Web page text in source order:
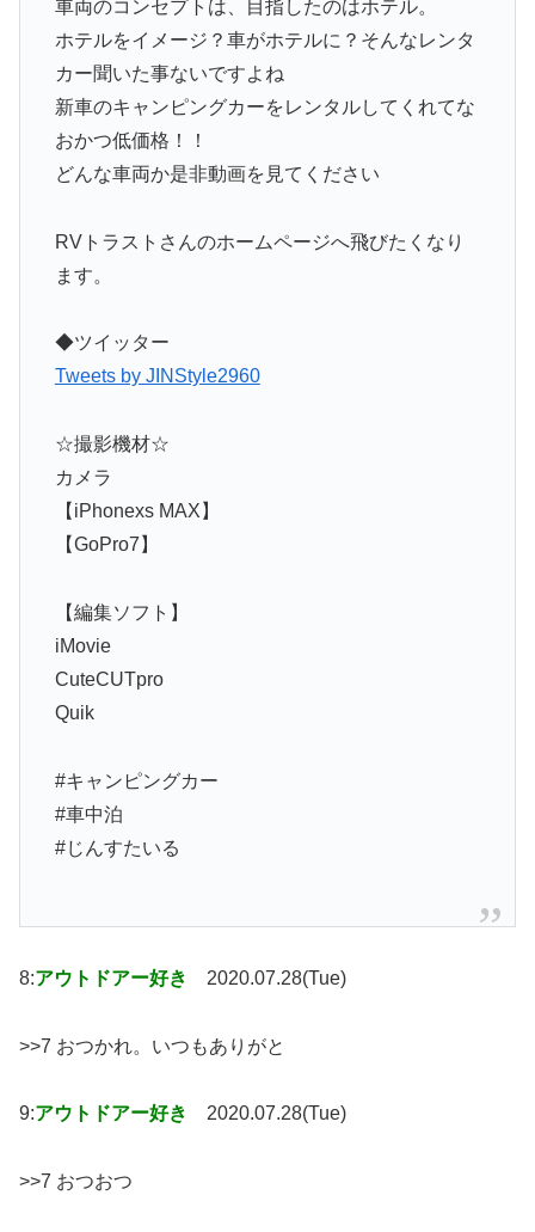
車両のコンセプトは、目指したのはホテル。
ホテルをイメージ？車がホテルに？そんなレンタ
カー聞いた事ないですよね
新車のキャンピングカーをレンタルしてくれてな
おかつ低価格！！
どんな車両か是非動画を見てください
RVトラストさんのホームページへ飛びたくなり
ます。
◆ツイッター
Tweets by JINStyle2960
☆撮影機材☆
カメラ
【iPhonexs MAX】
【GoPro7】
【編集ソフト】
iMovie
CuteCUTpro
Quik
#キャンピングカー
#車中泊
#じんすたいる
8:アウトドアー好き 2020.07.28(Tue)
>>7 おつかれ。いつもありがと
9:アウトドアー好き 2020.07.28(Tue)
>>7 おつおつ